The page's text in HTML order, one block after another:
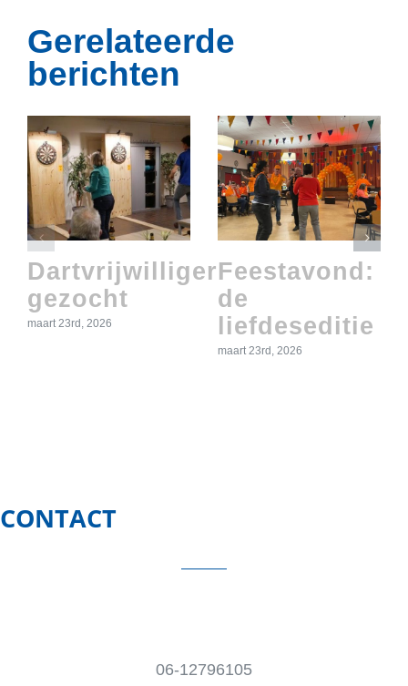
Gerelateerde
berichten
Dartvrijwilliger
gezocht
maart 23rd, 2026
Feestavond:
de
liefdeseditie
maart 23rd, 2026
CONTACT
06-12796105